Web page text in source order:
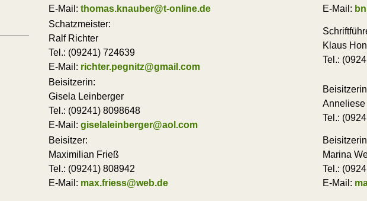
E-Mail: thomas.knauber@t-online.de
E-Mail:
Schatzmeister:
Ralf Richter
Tel.: (09241) 724639
E-Mail: richter.pegnitz@gmail.com
Klaus
Tel.:
Beisitzerin:
Gisela Leinberger
Tel.: (09241) 8098648
E-Mail: giselaleinberger@aol.com
Anneliese
Tel.:
Beisitzer:
Maximilian Frieß
Tel.: (09241) 808942
E-Mail: max.friess@web.de
Marina
Tel.:
E-Mail: